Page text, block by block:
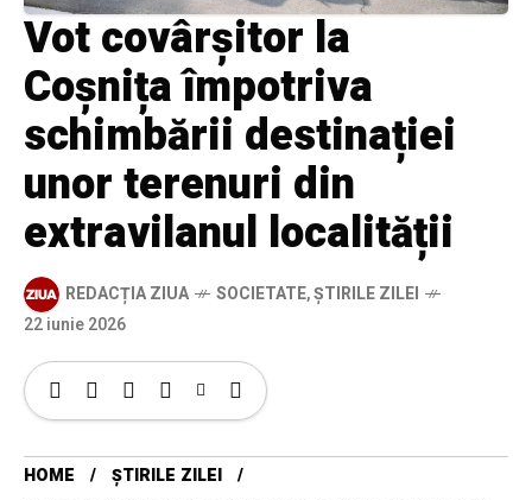
Vot covârșitor la
Coșnița împotriva
schimbării destinației
unor terenuri din
extravilanul localității
REDACȚIA ZIUA SOCIETATE,ȘTIRILE ZILEI
22 iunie 2026
HOME
ȘTIRILE ZILEI